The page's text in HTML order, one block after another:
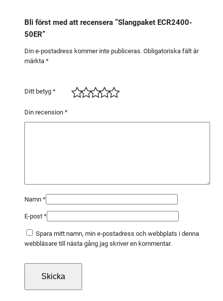
Bli först med att recensera ”Slangpaket ECR2400-
50ER”
Din e-postadress kommer inte publiceras. Obligatoriska fält är
märkta *
Ditt betyg *
Din recension *
Namn *
E-post *
Spara mitt namn, min e-postadress och webbplats i denna
webbläsare till nästa gång jag skriver en kommentar.